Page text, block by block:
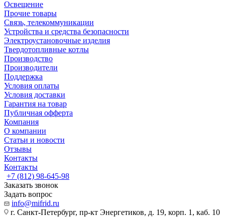
Освещение
Прочие товары
Связь, телекоммуникации
Устройства и средства безопасности
Электроустановочные изделия
Твердотопливные котлы
Производство
Производители
Поддержка
Условия оплаты
Условия доставки
Гарантия на товар
Публичная офферта
Компания
О компании
Статьи и новости
Отзывы
Контакты
Контакты
+7 (812) 98-645-98
Заказать звонок
Задать вопрос
info@mifrid.ru
г. Санкт-Петербург, пр-кт Энергетиков, д. 19, корп. 1, каб. 10